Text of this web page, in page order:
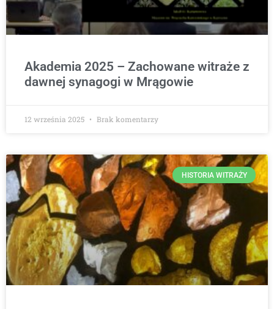
Akademia 2025 – Zachowane witraże z
dawnej synagogi w Mrągowie
12 września 2025 Brak komentarzy
HISTORIA WITRAŻY